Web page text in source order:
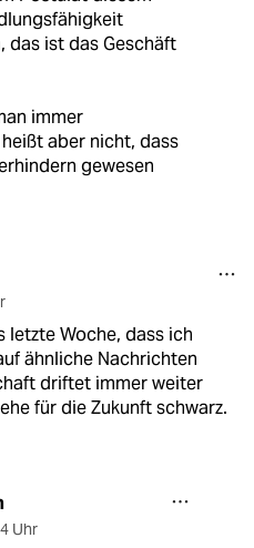
das ist das Geschäft
immer
aber nicht, dass
gewesen
letzte Woche, dass ich
ähnliche Nachrichten
driftet immer weiter
für die Zukunft schwarz.
Uhr